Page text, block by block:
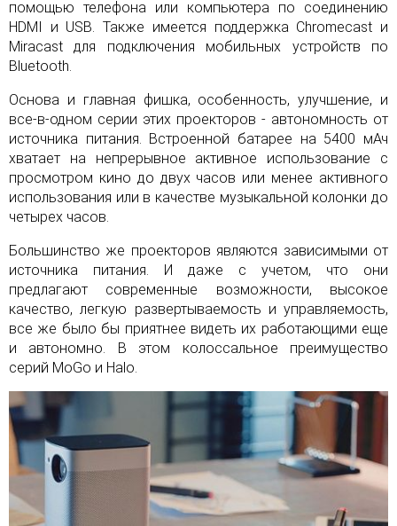
помощью телефона или компьютера по соединению
HDMI и USB. Также имеется поддержка Chromecast и
Miracast для подключения мобильных устройств по
Bluetooth.
Основа и главная фишка, особенность, улучшение, и
все-в-одном серии этих проекторов - автономность от
источника питания. Встроенной батарее на 5400 мАч
хватает на непрерывное активное использование с
просмотром кино до двух часов или менее активного
использования или в качестве музыкальной колонки до
четырех часов.
Большинство же проекторов являются зависимыми от
источника питания. И даже с учетом, что они
предлагают современные возможности, высокое
качество, легкую развертываемость и управляемость,
все же было бы приятнее видеть их работающими еще
и автономно. В этом колоссальное преимущество
серий MoGo и Halo.